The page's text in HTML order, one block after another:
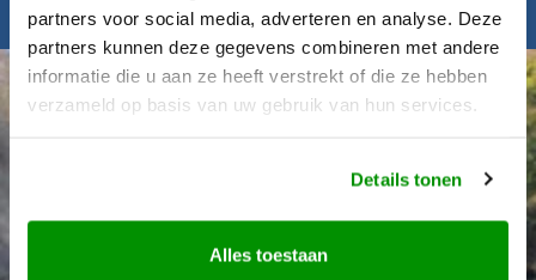
partners voor social media, adverteren en analyse. Deze
partners kunnen deze gegevens combineren met andere
informatie die u aan ze heeft verstrekt of die ze hebben
verzameld op basis van uw gebruik van hun services.
Details tonen
Alles toestaan
Inspiratie nodig?